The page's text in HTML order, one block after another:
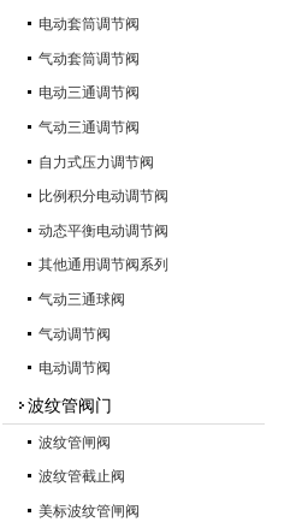
电动套筒调节阀
气动套筒调节阀
电动三通调节阀
气动三通调节阀
自力式压力调节阀
比例积分电动调节阀
动态平衡电动调节阀
其他通用调节阀系列
气动三通球阀
气动调节阀
电动调节阀
波纹管阀门
波纹管闸阀
波纹管截止阀
美标波纹管闸阀